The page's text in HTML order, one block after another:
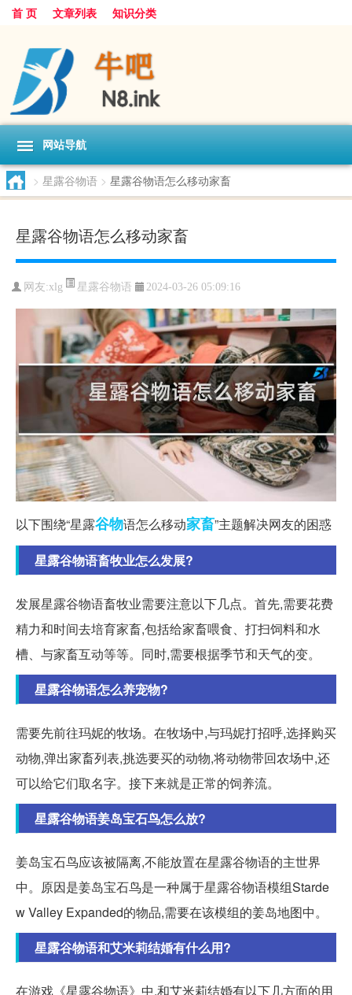
首 页 文章列表 知识分类
网站导航
> 星露谷物语 > 星露谷物语怎么移动家畜
星露谷物语怎么移动家畜
网友:xlg 星露谷物语 2024-03-26 05:09:16
以下围绕“星露谷物语怎么移动家畜”主题解决网友的困惑
星露谷物语畜牧业怎么发展?
发展星露谷物语畜牧业需要注意以下几点。首先,需要花费
精力和时间去培育家畜,包括给家畜喂食、打扫饲料和水
槽、与家畜互动等等。同时,需要根据季节和天气的变。
星露谷物语怎么养宠物?
需要先前往玛妮的牧场。在牧场中,与玛妮打招呼,选择购买
动物,弹出家畜列表,挑选要买的动物,将动物带回农场中,还
可以给它们取名字。接下来就是正常的饲养流。
星露谷物语姜岛宝石鸟怎么放?
姜岛宝石鸟应该被隔离,不能放置在星露谷物语的主世界
中。原因是姜岛宝石鸟是一种属于星露谷物语模组Starde
w Valley Expanded的物品,需要在该模组的姜岛地图中。
星露谷物语和艾米莉结婚有什么用?
在游戏《星露谷物语》中,和艾米莉结婚有以下几方面的用